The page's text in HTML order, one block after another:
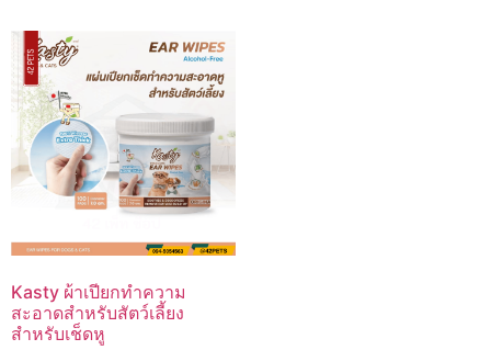
Kasty ผ้าเปียกทำความ
สะอาดสำหรับสัตว์เลี้ยง
สำหรับเช็ดหู